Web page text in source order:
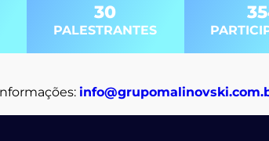
30
PALESTRANTES